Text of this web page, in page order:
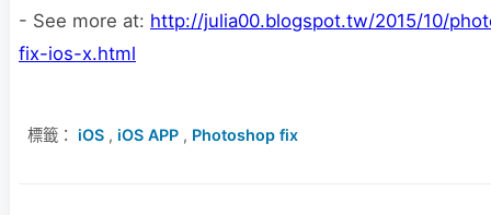
- See more at: http://julia00.blogspot.tw/2015/10/
fix-ios-x.html
標籤： iOS , iOS APP , Photoshop fix